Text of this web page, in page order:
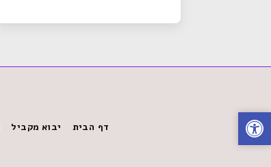
דף הבית יבוא מקביל